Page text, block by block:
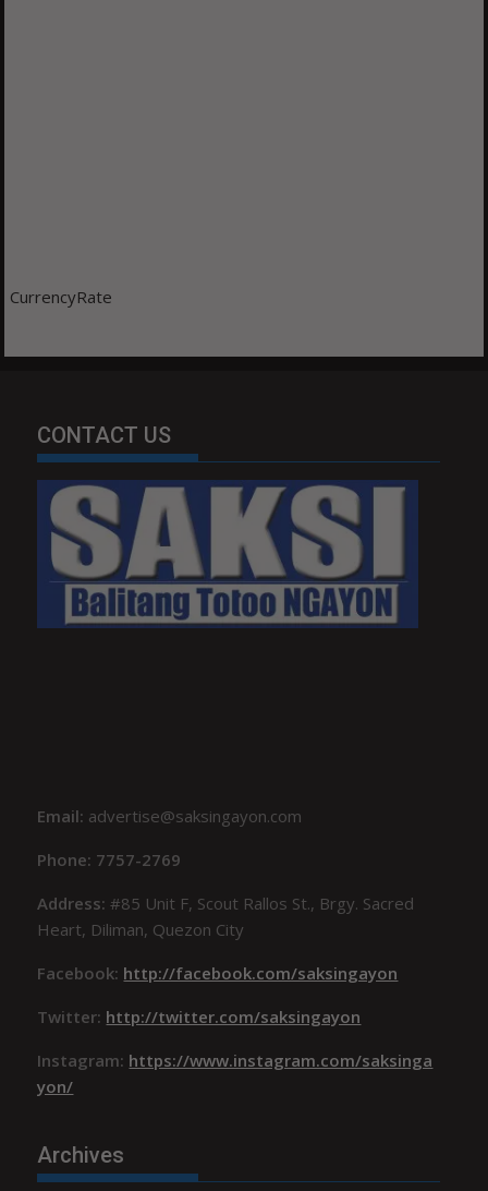
CurrencyRate
CONTACT US
Email: advertise@saksingayon.com
Phone: 7757-2769
Address:#85 Unit F, Scout Rallos St., Brgy. Sacred
Heart, Diliman, Quezon City
Facebook: http://facebook.com/saksingayon
Twitter: http://twitter.com/saksingayon
Instagram: https://www.instagram.com/saksinga
yon/
Archives